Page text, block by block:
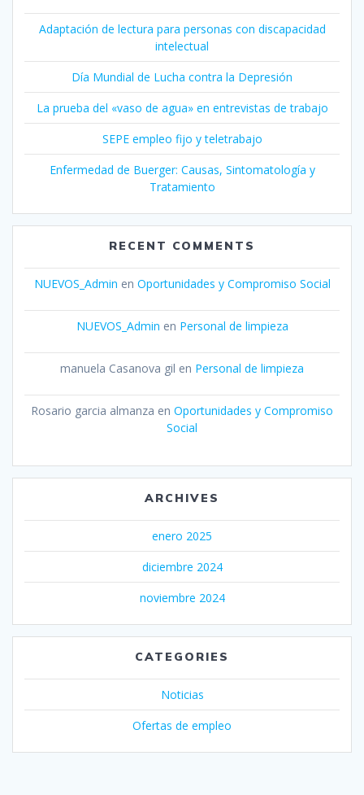
Adaptación de lectura para personas con discapacidad
intelectual
Día Mundial de Lucha contra la Depresión
La prueba del «vaso de agua» en entrevistas de trabajo
SEPE empleo fijo y teletrabajo
Enfermedad de Buerger: Causas, Sintomatología y
Tratamiento
RECENT COMMENTS
NUEVOS_Admin en Oportunidades y Compromiso Social
NUEVOS_Admin en Personal de limpieza
manuela Casanova gil en Personal de limpieza
Rosario garcia almanza en Oportunidades y Compromiso
Social
ARCHIVES
enero 2025
diciembre 2024
noviembre 2024
CATEGORIES
Noticias
Ofertas de empleo